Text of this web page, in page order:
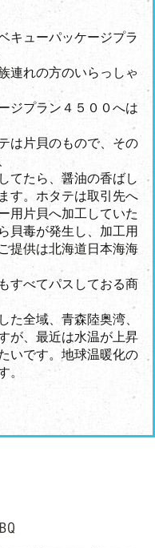
キューパッケージプラ
連れの方のいらっしゃ
ジプラン４５００へは
は片貝のもので、その
てたら、醤油の香ばし
す。ホタテは取引先へ
用片貝へ加工していた
貝毒が発生し、加工用
提供は北海道日本海海
すべてパスしておる商
た全域、青森陸奥湾、
が、最近は水温が上昇
いです。地球温暖化の
。